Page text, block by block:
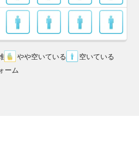
やや空いている
空いている
ーム